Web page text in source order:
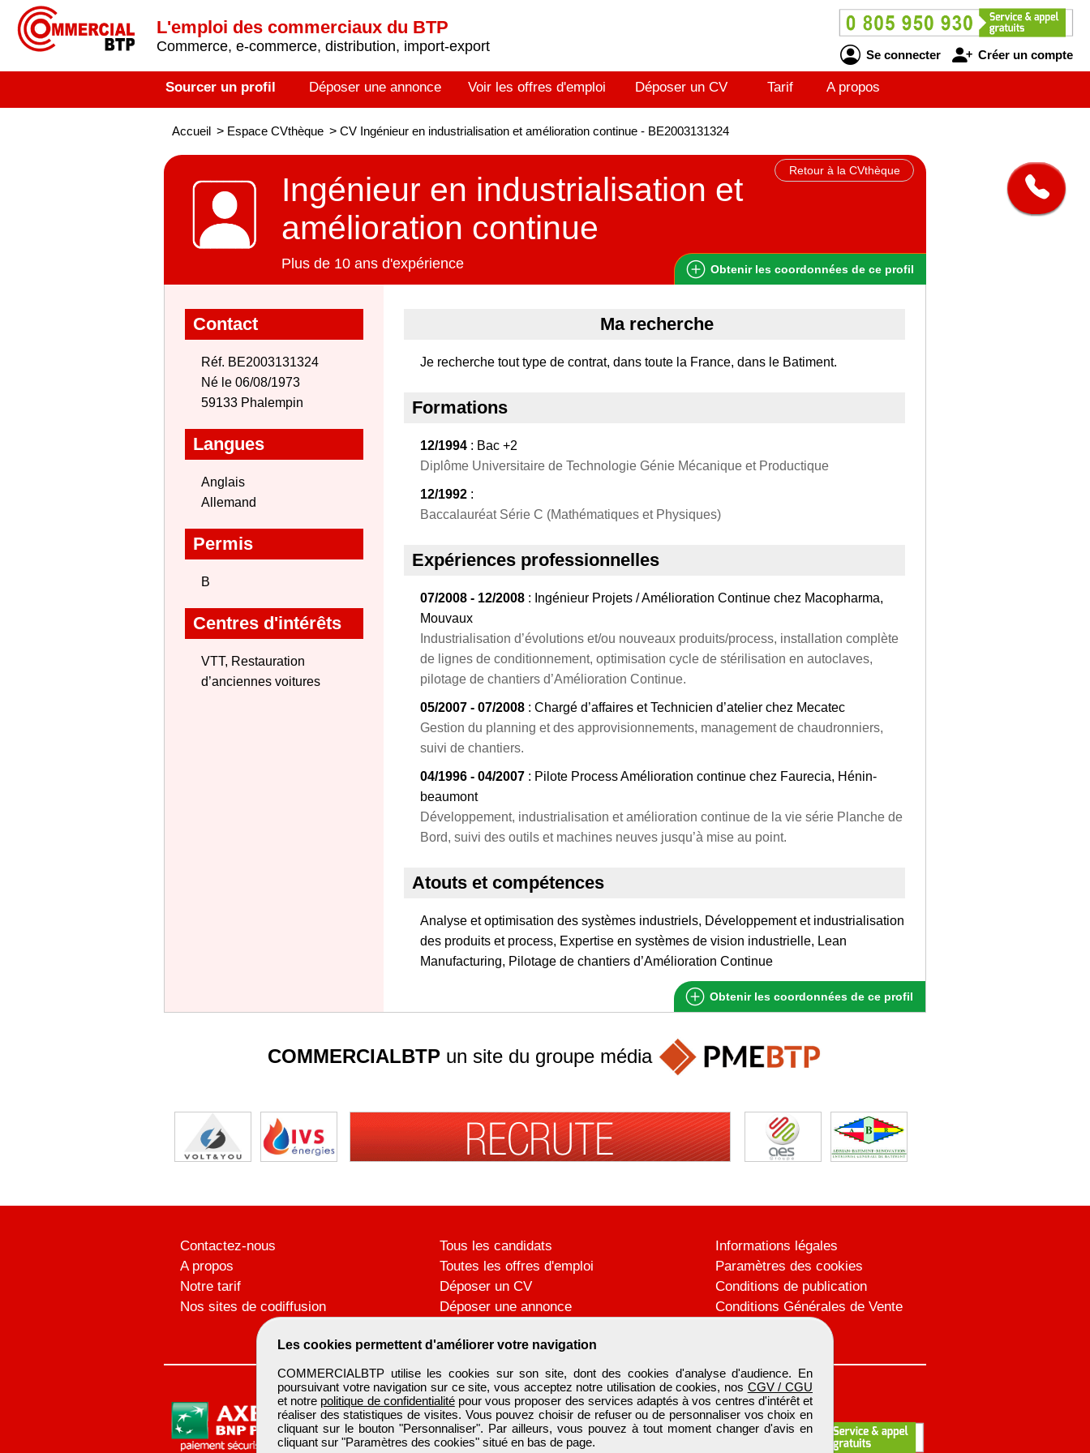
L'emploi des commerciaux du BTP
Commerce, e-commerce, distribution, import-export
Se connecter Créer un compte
Sourcer un profil Déposer une annonce Voir les offres d'emploi Déposer un CV Tarif A propos
Accueil > Espace CVthèque > CV Ingénieur en industrialisation et amélioration continue - BE2003131324
Retour à la CVthèque
Ingénieur en industrialisation et
amélioration continue
Plus de 10 ans d'expérience Obtenir les coordonnées de ce profil
Contact
Réf. BE2003131324
Né le 06/08/1973
59133 Phalempin
Langues
Anglais
Allemand
Permis
B
Centres d'intérêts
VTT, Restauration
d’anciennes voitures
Ma recherche
Je recherche tout type de contrat, dans toute la France, dans le Batiment.
Formations
12/1994 : Bac +2
Diplôme Universitaire de Technologie Génie Mécanique et Productique
12/1992 :
Baccalauréat Série C (Mathématiques et Physiques)
Expériences professionnelles
07/2008 - 12/2008 : Ingénieur Projets / Amélioration Continue chez Macopharma,
Mouvaux
Industrialisation d’évolutions et/ou nouveaux produits/process, installation complète
de lignes de conditionnement, optimisation cycle de stérilisation en autoclaves,
pilotage de chantiers d’Amélioration Continue.
05/2007 - 07/2008 : Chargé d’affaires et Technicien d’atelier chez Mecatec
Gestion du planning et des approvisionnements, management de chaudronniers,
suivi de chantiers.
04/1996 - 04/2007 : Pilote Process Amélioration continue chez Faurecia, Hénin-
beaumont
Développement, industrialisation et amélioration continue de la vie série Planche de
Bord, suivi des outils et machines neuves jusqu’à mise au point.
Atouts et compétences
Analyse et optimisation des systèmes industriels, Développement et industrialisation
des produits et process, Expertise en systèmes de vision industrielle, Lean
Manufacturing, Pilotage de chantiers d’Amélioration Continue
Obtenir les coordonnées de ce profil
Les cookies permettent d'améliorer votre navigation
COMMERCIALBTP utilise les cookies sur son site, dont des cookies d'analyse d'audience. En
poursuivant votre navigation sur ce site, vous acceptez notre utilisation de cookies, nos CGV / CGU
et notre politique de confidentialitépour vous proposer des services adaptés à vos centres d'intérêt et
réaliser des statistiques de visites. Vous pouvez choisir de refuser ou de personnaliser vos choix en
cliquant sur le bouton "Personnaliser". Par ailleurs, vous pouvez à tout moment changer d'avis en
cliquant sur "Paramètres des cookies" situé en bas de page.
COMMERCIALBTP un site du groupe média
Contactez-nous
A propos
Notre tarif
Nos sites de codiffusion
Tous les candidats
Toutes les offres d'emploi
Déposer un CV
Déposer une annonce
Informations légales
Paramètres des cookies
Conditions de publication
Conditions Générales de Vente